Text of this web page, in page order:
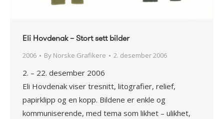
Eli Hovdenak – Stort sett bilder
2006 By Norske Grafikere 2. desember 2006
2. – 22. desember 2006
Eli Hovdenak viser tresnitt, litografier, relief,
papirklipp og en kopp. Bildene er enkle og
kommuniserende, med tema som likhet – ulikhet,